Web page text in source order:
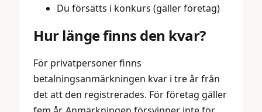
Du försätts i konkurs (gäller företag)
Hur länge finns den kvar?
För privatpersoner finns
betalningsanmärkningen kvar i tre år från
det att den registrerades. För företag gäller